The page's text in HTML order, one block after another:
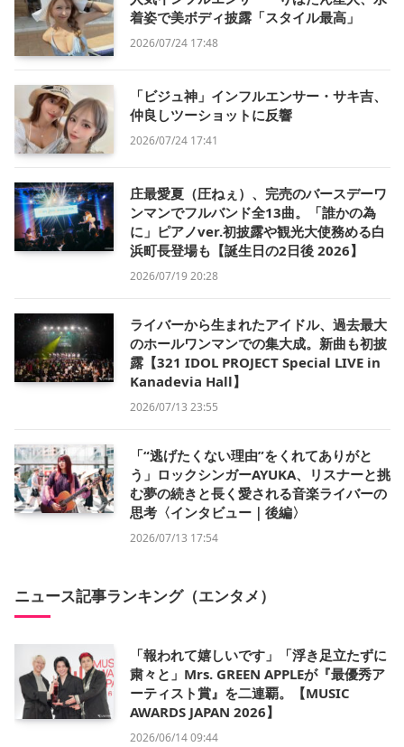
着姿で美ボディ披露「スタイル最高」
2026/07/24 17:48
「ビジュ神」インフルエンサー・サキ吉、
仲良しツーショットに反響
2026/07/24 17:41
庄最愛夏（圧ねぇ）、完売のバースデーワ
ンマンでフルバンド全13曲。「誰かの為
に」ピアノver.初披露や観光大使務める白
浜町長登場も【誕生日の2日後 2026】
2026/07/19 20:28
ライバーから生まれたアイドル、過去最大
のホールワンマンでの集大成。新曲も初披
露【321 IDOL PROJECT Special LIVE in
Kanadevia Hall】
2026/07/13 23:55
「“逃げたくない理由”をくれてありがと
う」ロックシンガーAYUKA、リスナーと挑
む夢の続きと長く愛される音楽ライバーの
思考〈インタビュー｜後編〉
2026/07/13 17:54
ニュース記事ランキング（エンタメ）
「報われて嬉しいです」「浮き足立たずに
粛々と」Mrs. GREEN APPLEが『最優秀ア
ーティスト賞』を二連覇。【MUSIC
AWARDS JAPAN 2026】
2026/06/14 09:44